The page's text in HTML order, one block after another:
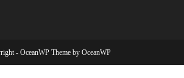
- OceanWP Theme by OceanWP